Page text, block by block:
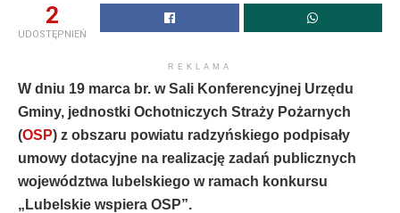
2
UDOSTĘPNIEŃ
REKLAMA
W dniu 19 marca br. w Sali Konferencyjnej Urzędu
Gminy, jednostki Ochotniczych Straży Pożarnych
(OSP) z obszaru powiatu radzyńskiego podpisały
umowy dotacyjne na realizację zadań publicznych
województwa lubelskiego w ramach konkursu
„Lubelskie wspiera OSP”.